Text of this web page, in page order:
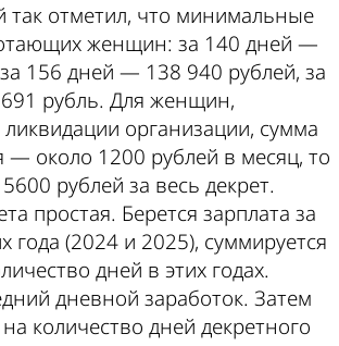
так отметил, что минимальные
женщин: за 140 дней —
156 дней — 138 940 рублей, за
рубль. Для женщин,
организации, сумма
— около 1200 рублей в месяц, то
рублей за весь декрет.
простая. Берется зарплата за
года (2024 и 2025), суммируется
дней в этих годах.
дневной заработок. Затем
количество дней декретного